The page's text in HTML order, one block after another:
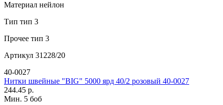
Материал нейлон
Тип тип 3
Прочее тип 3
Артикул 31228/20
40-0027
Нитки швейные "BIG" 5000 ярд 40/2 розовый 40-0027
244.45 р.
Мин. 5 боб